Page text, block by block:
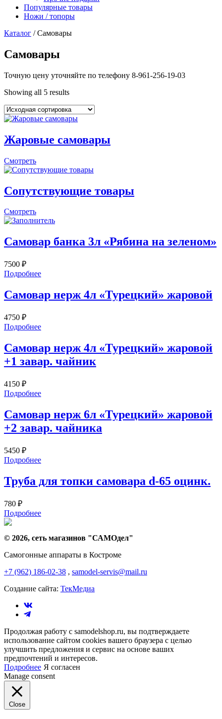
Популярные товары
Ножи / топоры
Каталог / Самовары
Самовары
Точную цену уточняйте по телефону 8-961-256-19-03
Showing all 5 results
Жаровые самовары
Смотреть
Сопутствующие товары
Смотреть
Самовар банка 3л «Рябина на зеленом»
7500 ₽
Подробнее
Самовар нерж 4л «Турецкий» жаровой
4750 ₽
Подробнее
Самовар нерж 4л «Турецкий» жаровой
+1 завар. чайник
4150 ₽
Подробнее
Самовар нерж 6л «Турецкий» жаровой
+2 завар. чайника
5450 ₽
Подробнее
Труба для топки самовара d-65 оцинк.
780 ₽
Подробнее
© 2026, сеть магазинов "САМОдел"
Самогонные аппараты в Костроме
+7 (962) 186-02-38 , samodel-servis@mail.ru
Создание сайта: ТекМедиа
Продолжая работу с samodelshop.ru, вы подтверждаете
использование сайтом cookies вашего браузера с целью
улучшить предложения и сервис на основе ваших
предпочтений и интересов.
Подробнее Я согласен
Manage consent
Close